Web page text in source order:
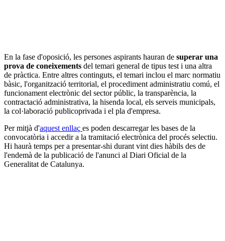
En la fase d'oposició, les persones aspirants hauran de superar una
prova de coneixements del temari general de tipus test i una altra
de pràctica. Entre altres continguts, el temari inclou el marc normatiu
bàsic, l'organització territorial, el procediment administratiu comú, el
funcionament electrònic del sector públic, la transparència, la
contractació administrativa, la hisenda local, els serveis municipals,
la col·laboració publicoprivada i el pla d'empresa.
Per mitjà d'aquest enllaç es poden descarregar les bases de la
convocatòria i accedir a la tramitació electrònica del procés selectiu.
Hi haurà temps per a presentar-shi durant vint dies hàbils des de
l'endemà de la publicació de l'anunci al Diari Oficial de la
Generalitat de Catalunya.